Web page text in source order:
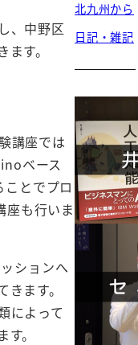
、中野区
す。
講座では
ベース
とでプロ
座も行いま
ションへ
ます。
によって
。
北九州から
日記・雑記